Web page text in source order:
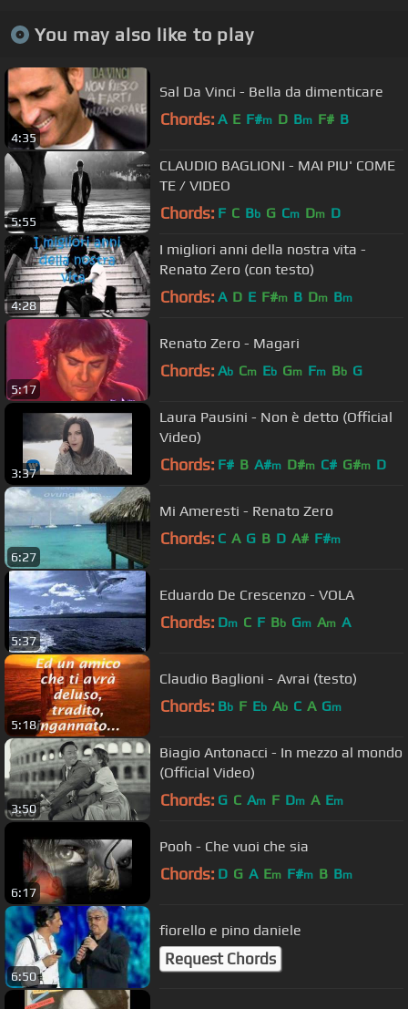
You may also like to play
4:35
Sal Da Vinci - Bella da dimenticare
Chords: A E F#m D Bm F# B
5:55
CLAUDIO BAGLIONI - MAI PIU' COME
TE / VIDEO
Chords: F C Bb G Cm Dm D
4:28
I migliori anni della nostra vita -
Renato Zero (con testo)
Chords: A D E F#m B Dm Bm
5:17
Renato Zero - Magari
Chords: Ab Cm Eb Gm Fm Bb G
3:37
Laura Pausini - Non è detto (Official
Video)
Chords: F# B A#m D#m C# G#m D
6:27
Mi Ameresti - Renato Zero
Chords: C A G B D A# F#m
5:37
Eduardo De Crescenzo - VOLA
Chords: Dm C F Bb Gm Am A
5:18
Claudio Baglioni - Avrai (testo)
Chords: Bb F Eb Ab C A Gm
3:50
Biagio Antonacci - In mezzo al mondo
(Official Video)
Chords: G C Am F Dm A Em
6:17
Pooh - Che vuoi che sia
Chords: D G A Em F#m B Bm
6:50
fiorello e pino daniele
Request Chords